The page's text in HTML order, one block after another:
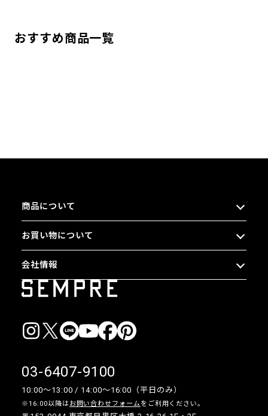
おすすめ商品一覧
商品について
お買い物について
会社情報
03-6407-9100
10:00〜13:00 / 14:00〜16:00（平日のみ）
※16:00以降は お問い合わせフォームをご利用ください。